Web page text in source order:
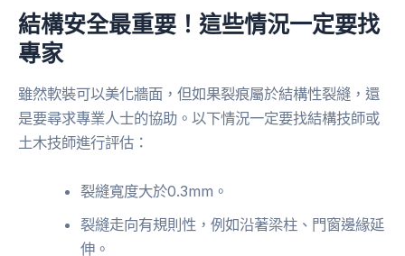
結構安全最重要！這些情況一定要找
專家
雖然軟裝可以美化牆面，但如果裂痕屬於結構性裂縫，還
是要尋求專業人士的協助。以下情況一定要找結構技師或
土木技師進行評估：
裂縫寬度大於0.3mm。
裂縫走向有規則性，例如沿著梁柱、門窗邊緣延
伸。